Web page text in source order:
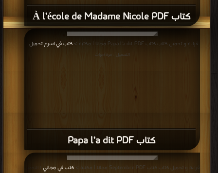
كتاب À l’école de Madame Nicole PDF
كتاب Papa l’a dit PDF
قراءة و تحميل كتاب كتاب Papa l’a dit PDF مجانا | مكتبة > كتب في اسرع تحميل
التحميل : مرة/مرات
قراءة و تحميل كتاب كتاب Septembre PDF مجانا | مكتبة > كتب في مجاني